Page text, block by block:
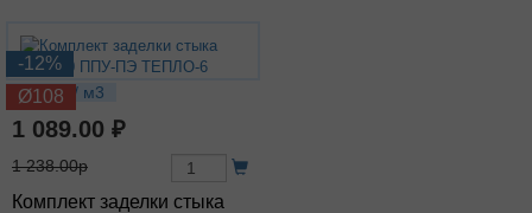
-12%
Ø108
2.12 кг / м3
1 089.00 ₽
1 238.00р
Комплект заделки стыка